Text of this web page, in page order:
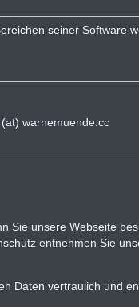
seiner Software
warnemuende.cc
Sie unsere Webseite
entnehmen Sie
Daten vertraulich und